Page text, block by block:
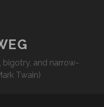
bigotry, and narrow-
Twain)